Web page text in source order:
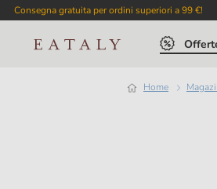
Consegna gratuita per ordini superiori a 99 €!
Home